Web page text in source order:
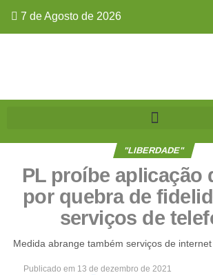
7 de Agosto de 2026
"LIBERDADE"
PL proíbe aplicação
por quebra de
serviços de
Medida abrange também serviços de
Publicado em 13 de dezembro de 2021